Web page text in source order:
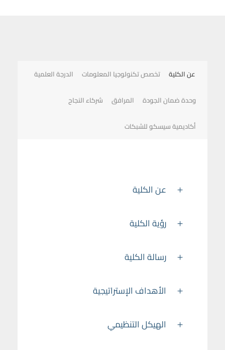
عن الكلية تخصص تكنولوجيا المعلومات الدرجة العلمية
وحدة ضمان الجودة المرافق شركاء النجاح
أكاديمية سيسكو للشبكات
عن الكلية
رؤية الكلية
رسالة الكلية
الأهداف الإستراتيجية
الهيكل التنظيمي